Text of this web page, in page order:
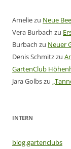
Ameliezu Neue
Vera Burbach zu
Burbach zu Neuer
Denis Schmitzzu
GartenClub
Jara Golbszu
INTERN
blog.gartenclubs